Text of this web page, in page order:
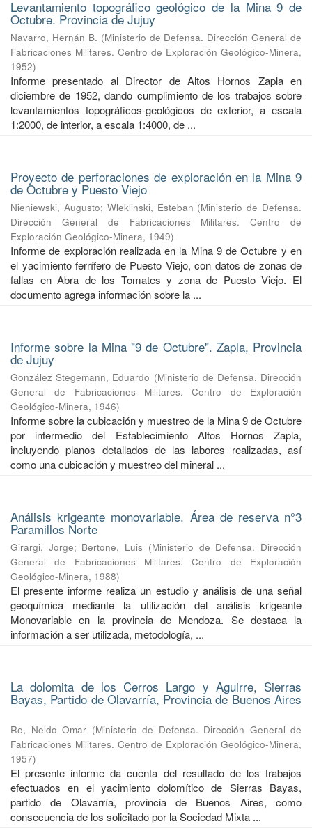
Levantamiento topográfico geológico de la Mina 9 de
Octubre. Provincia de Jujuy
Navarro, Hernán B. (Ministerio de Defensa. Dirección General de
Fabricaciones Militares. Centro de Exploración Geológico-Minera,
1952)
Informe presentado al Director de Altos Hornos Zapla en
diciembre de 1952, dando cumplimiento de los trabajos sobre
levantamientos topográficos-geológicos de exterior, a escala
1:2000, de interior, a escala 1:4000, de ...
Proyecto de perforaciones de exploración en la Mina 9
de Octubre y Puesto Viejo
Nieniewski, Augusto; Wleklinski, Esteban (Ministerio de Defensa.
Dirección General de Fabricaciones Militares. Centro de
Exploración Geológico-Minera, 1949)
Informe de exploración realizada en la Mina 9 de Octubre y en
el yacimiento ferrífero de Puesto Viejo, con datos de zonas de
fallas en Abra de los Tomates y zona de Puesto Viejo. El
documento agrega información sobre la ...
Informe sobre la Mina "9 de Octubre". Zapla, Provincia
de Jujuy
González Stegemann, Eduardo (Ministerio de Defensa. Dirección
General de Fabricaciones Militares. Centro de Exploración
Geológico-Minera, 1946)
Informe sobre la cubicación y muestreo de la Mina 9 de Octubre
por intermedio del Establecimiento Altos Hornos Zapla,
incluyendo planos detallados de las labores realizadas, así
como una cubicación y muestreo del mineral ...
Análisis krigeante monovariable. Área de reserva n°3
Paramillos Norte
Girargi, Jorge; Bertone, Luis (Ministerio de Defensa. Dirección
General de Fabricaciones Militares. Centro de Exploración
Geológico-Minera, 1988)
El presente informe realiza un estudio y análisis de una señal
geoquímica mediante la utilización del análisis krigeante
Monovariable en la provincia de Mendoza. Se destaca la
información a ser utilizada, metodología, ...
La dolomita de los Cerros Largo y Aguirre, Sierras
Bayas, Partido de Olavarría, Provincia de Buenos Aires
Re, Neldo Omar (Ministerio de Defensa. Dirección General de
Fabricaciones Militares. Centro de Exploración Geológico-Minera,
1957)
El presente informe da cuenta del resultado de los trabajos
efectuados en el yacimiento dolomítico de Sierras Bayas,
partido de Olavarría, provincia de Buenos Aires, como
consecuencia de los solicitado por la Sociedad Mixta ...